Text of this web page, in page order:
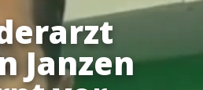
Janzen